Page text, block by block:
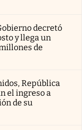
decretó
y llega un
de
República
el ingreso a
de su